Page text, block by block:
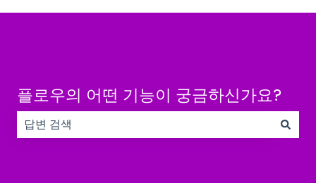
플로우의 어떤 기능이 궁금하신가요?